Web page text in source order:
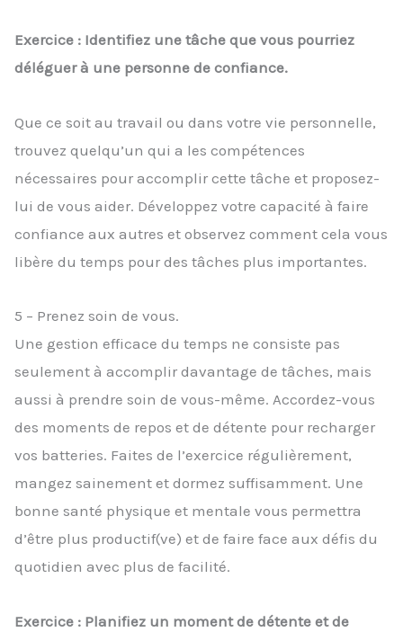
Exercice : Identifiez une tâche que vous pourriez
déléguer à une personne de confiance.
Que ce soit au travail ou dans votre vie personnelle,
trouvez quelqu’un qui a les compétences
nécessaires pour accomplir cette tâche et proposez-
lui de vous aider. Développez votre capacité à faire
confiance aux autres et observez comment cela vous
libère du temps pour des tâches plus importantes.
5 – Prenez soin de vous.
Une gestion efficace du temps ne consiste pas
seulement à accomplir davantage de tâches, mais
aussi à prendre soin de vous-même. Accordez-vous
des moments de repos et de détente pour recharger
vos batteries. Faites de l’exercice régulièrement,
mangez sainement et dormez suffisamment. Une
bonne santé physique et mentale vous permettra
d’être plus productif(ve) et de faire face aux défis du
quotidien avec plus de facilité.
Exercice : Planifiez un moment de détente et de